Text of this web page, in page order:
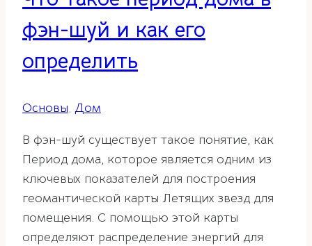
фэн-шуй и как его
определить
Основы, Дом
В фэн-шуй существует такое понятие, как
Период дома, которое является одним из
ключевых показателей для построения
геомантической карты Летящих звезд для
помещения. С помощью этой карты
определяют распределение энергий для